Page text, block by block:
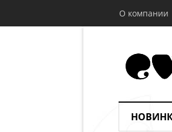
О компании